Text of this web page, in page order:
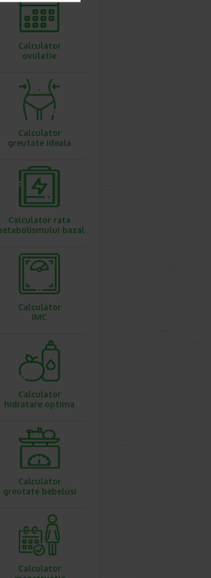
Calculator
ovulatie
Calculator
greutate ideala
Calculator rata
bazal
Calculator
IMC
Calculator
hidratare optima
Calculator
greutate bebelusi
Calculator